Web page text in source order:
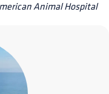
Animal Hospital